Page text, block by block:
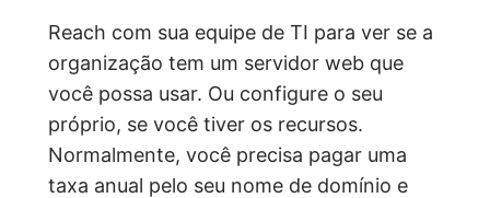
Reach com sua equipe de TI para ver se a
organização tem um servidor web que
você possa usar. Ou configure o seu
próprio, se você tiver os recursos.
Normalmente, você precisa pagar uma
taxa anual pelo seu nome de domínio e